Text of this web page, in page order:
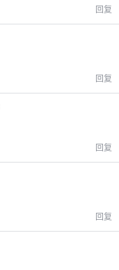
回复
回复
回复
回复